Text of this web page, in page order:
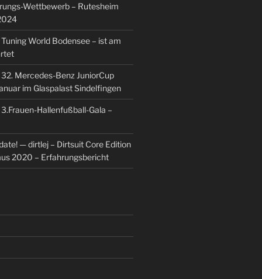
Wettbewerb – Rutesheim
Tuning World Bodensee – ist am
32. Mercedes-Benz JuniorCup
im Glaspalast Sindelfingen
3.Frauen-Hallenfußball-Gala –
— dirtlej – Dirtsuit Core Edition
2020 – Erfahrungsbericht